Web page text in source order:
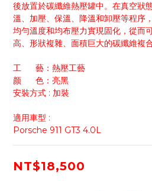
後放置於碳纖維熱壓罐中。在真空狀
溫、加壓、保溫、降溫和卸壓等程序
均勻溫度和均布壓力實現固化，從而
高、形狀複雜、面積巨大的碳纖維複
工      藝：熱壓工藝
颜      色：亮黑
安裝方式 : 加裝
適用車型 :
Porsche 911 GT3 4.0L
NT$18,500